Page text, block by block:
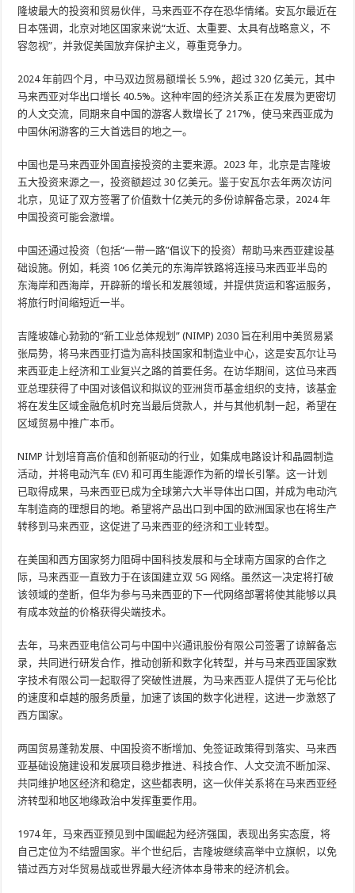
隆坡最大的投资和贸易伙伴，马来西亚不存在恐华情绪。安瓦尔最近在
日本强调，北京对地区国家来说“太近、太重要、太具有战略意义，不
容忽视”，并敦促美国放弃保护主义，尊重竞争力。
2024 年前四个月，中马双边贸易额增长 5.9%，超过 320 亿美元，其中
马来西亚对华出口增长 40.5%。这种牢固的经济关系正在发展为更密切
的人文交流，同期来自中国的游客人数增长了 217%，使马来西亚成为
中国休闲游客的三大首选目的地之一。
中国也是马来西亚外国直接投资的主要来源。2023 年，北京是吉隆坡
五大投资来源之一，投资额超过 30 亿美元。鉴于安瓦尔去年两次访问
北京，见证了双方签署了价值数十亿美元的多份谅解备忘录，2024 年
中国投资可能会激增。
中国还通过投资（包括“一带一路”倡议下的投资）帮助马来西亚建设基
础设施。例如，耗资 106 亿美元的东海岸铁路将连接马来西亚半岛的
东海岸和西海岸，开辟新的增长和发展领域，并提供货运和客运服务，
将旅行时间缩短近一半。
吉隆坡雄心勃勃的“新工业总体规划” (NIMP) 2030 旨在利用中美贸易紧
张局势，将马来西亚打造为高科技国家和制造业中心，这是安瓦尔让马
来西亚走上经济和工业复兴之路的首要任务。在访华期间，这位马来西
亚总理获得了中国对该倡议和拟议的亚洲货币基金组织的支持，该基金
将在发生区域金融危机时充当最后贷款人，并与其他机制一起，希望在
区域贸易中推广本币。
NIMP 计划培育高价值和创新驱动的行业，如集成电路设计和晶圆制造
活动，并将电动汽车 (EV) 和可再生能源作为新的增长引擎。这一计划
已取得成果，马来西亚已成为全球第六大半导体出口国，并成为电动汽
车制造商的理想目的地。希望将产品出口到中国的欧洲国家也在将生产
转移到马来西亚，这促进了马来西亚的经济和工业转型。
在美国和西方国家努力阻碍中国科技发展和与全球南方国家的合作之
际，马来西亚一直致力于在该国建立双 5G 网络。虽然这一决定将打破
该领域的垄断，但华为参与马来西亚的下一代网络部署将使其能够以具
有成本效益的价格获得尖端技术。
去年，马来西亚电信公司与中国中兴通讯股份有限公司签署了谅解备忘
录，共同进行研发合作，推动创新和数字化转型，并与马来西亚国家数
字技术有限公司一起取得了突破性进展，为马来西亚人提供了无与伦比
的速度和卓越的服务质量，加速了该国的数字化进程，这进一步激怒了
西方国家。
两国贸易蓬勃发展、中国投资不断增加、免签证政策得到落实、马来西
亚基础设施建设和发展项目稳步推进、科技合作、人文交流不断加深、
共同维护地区经济和稳定，这些都表明，这一伙伴关系将在马来西亚经
济转型和地区地缘政治中发挥重要作用。
1974 年，马来西亚预见到中国崛起为经济强国，表现出务实态度，将
自己定位为不结盟国家。半个世纪后，吉隆坡继续高举中立旗帜，以免
错过西方对华贸易战或世界最大经济体本身带来的经济机会。